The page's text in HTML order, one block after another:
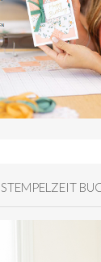
STEMPELZEIT